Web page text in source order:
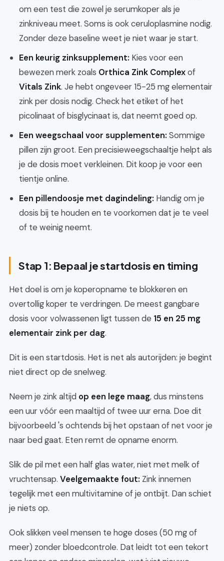
om een test die zowel je serumkoper als je
zinkniveau meet. Soms is ook ceruloplasmine nodig.
Zonder deze baseline weet je niet waar je start.
Een keurig zinksupplement: Kies voor een
bewezen merk zoals Orthica Zink Complexof
Vitals Zink. Je hebt ongeveer 15-25 mg elementair
zink per dosis nodig. Check het etiket of het
picolinaat of bisglycinaat is, dat neemt goed op.
Een weegschaal voor supplementen: Sommige
pillen zijn groot. Een precisieweegschaaltje helpt als
je de dosis moet verkleinen. Dit koop je voor een
tientje online.
Een pillendoosje met dagindeling: Handig om je
dosis bij te houden en te voorkomen dat je te veel
of te weinig neemt.
Stap 1: Bepaal je startdosis en timing
Het doel is om je koperopname te blokkeren en
overtollig koper te verdringen. De meest gangbare
dosis voor volwassenen ligt tussen de 15 en 25 mg
elementair zink per dag.
Dit is een startdosis. Het is net als autorijden: je begint
niet direct op de snelweg.
Neem je zink altijd op een lege maag, dus minstens
een uur vóór een maaltijd of twee uur erna. Doe dit
bijvoorbeeld 's ochtends bij het opstaan of net voor je
naar bed gaat. Eten remt de opname enorm.
Slik de pil met een half glas water, niet met melk of
vruchtensap. Veelgemaakte fout: Zink innemen
tegelijk met een multivitamine of je ontbijt. Dan schiet
je niets op.
Ook slikken veel mensen te hoge doses (50 mg of
meer) zonder bloedcontrole. Dat leidt tot een tekort